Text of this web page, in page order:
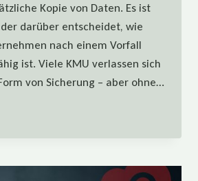
Kopie von Daten. Es ist
darüber entscheidet, wie
nach einem Vorfall
ist. Viele KMU verlassen sich
von Sicherung – aber ohne…